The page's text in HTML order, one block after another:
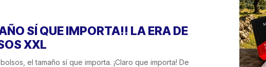
SÍ QUE IMPORTA!! LA ERA DE
XXL
el tamaño sí que importa. ¡Claro que importa! De